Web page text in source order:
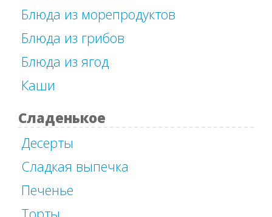
Блюда из морепродуктов
Блюда из грибов
Блюда из ягод
Каши
Сладенькое
Десерты
Сладкая выпечка
Печенье
Торты